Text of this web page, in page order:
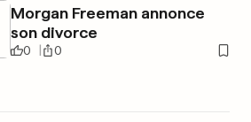
Morgan Freeman annonce
son divorce
0 0